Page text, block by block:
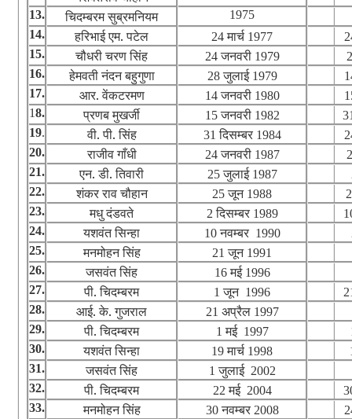
13.
चिदम्बरम सुब्रमनियम
1975
14.
हरिभाई एम. पटेल 24मार्च 1977
15.
चौधरी चरण सिंह 24जनवरी 1979
16.
हेमवती नंदन बहुगुणा 28जुलाई 1979
17.
आर. वेंकटरमण 14जनवरी 1980
18. प्रणब मुखर्जी 15जनवरी 1982
19. वी. पी. सिंह 31दिसम्बर 1984
20.
राजीव गाँधी 24जनवरी 1987
21.
एन. डी. तिवारी 25जुलाई 1987
22.
शंकर राव चौहान 25जून 1988
23.
मधु दंडवते 2दिसम्बर 1989
24.
यशवंत सिन्हा 10नवम्बर 1990
25.
मनमोहन सिंह 21जून 1991
26.
जसवंत सिंह 16मई 1996
27.
पी. चिदम्बरम 1जून 1996
28.
आई. के. गुजराल 21 अप्रैल 1997
29.
पी. चिदम्बरम 1मई 1997
30.
यशवंत सिन्हा 19मार्च 1998
31.
जसवंत सिंह 1जुलाई 2002
32.
पी. चिदम्बरम 22मई 2004
33.
मनमोहन सिंह 30नवम्बर 2008